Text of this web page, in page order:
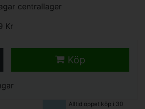
centrallager
Kr
Köp
Alltid öppet köp i 30